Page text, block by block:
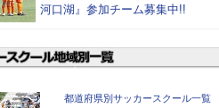
河口湖』参加チーム募集中!!
都道府県別サッカースクール一覧